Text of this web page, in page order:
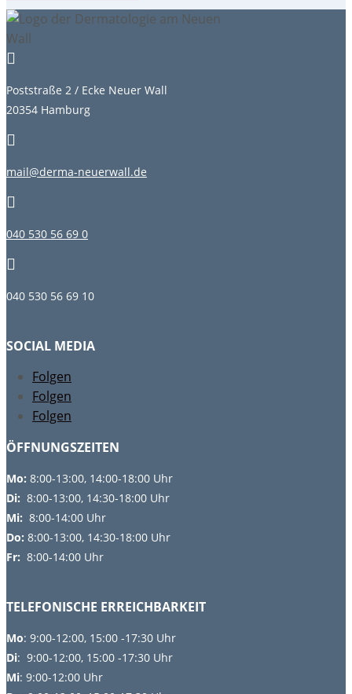

Poststraße 2 / Ecke Neuer Wall
20354 Hamburg

mail@derma-neuerwall.de

040 530 56 69 0

040 530 56 69 10
SOCIAL MEDIA
Folgen
Folgen
Folgen
ÖFFNUNGSZEITEN
Mo: 8:00-13:00, 14:00-18:00 Uhr
Di: 8:00-13:00, 14:30-18:00 Uhr
Mi: 8:00-14:00 Uhr
Do: 8:00-13:00, 14:30-18:00 Uhr
Fr: 8:00-14:00 Uhr
TELEFONISCHE ERREICHBARKEIT
Mo: 9:00-12:00, 15:00 -17:30 Uhr
Di: 9:00-12:00, 15:00 -17:30 Uhr
Mi: 9:00-12:00 Uhr